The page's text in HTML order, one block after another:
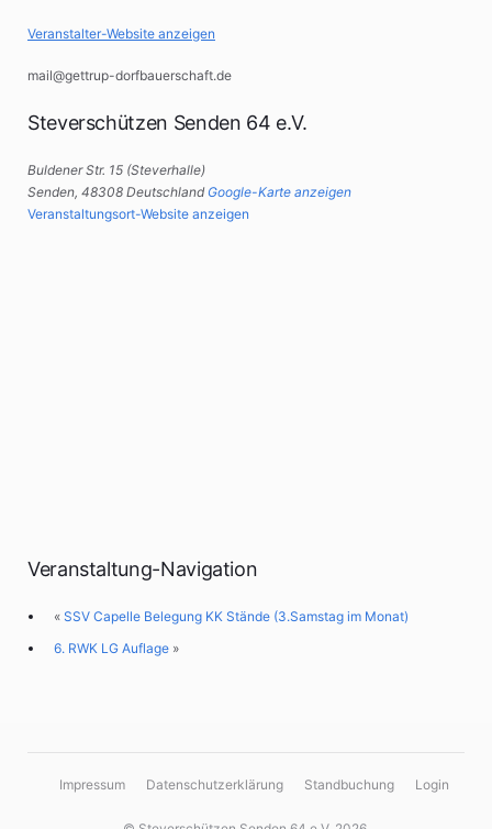
Veranstalter-Website anzeigen
mail@gettrup-dorfbauerschaft.de
Steverschützen Senden 64 e.V.
Buldener Str. 15 (Steverhalle)
Senden, 48308 Deutschland Google-Karte anzeigen
Veranstaltungsort-Website anzeigen
Veranstaltung-Navigation
«SSV Capelle Belegung KK Stände (3.Samstag im Monat)
6. RWK LG Auflage »
Impressum Datenschutzerklärung Standbuchung Login